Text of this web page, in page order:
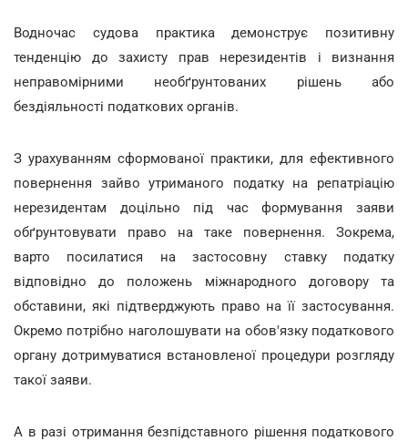
Водночас судова практика демонструє позитивну
тенденцію до захисту прав нерезидентів і визнання
неправомірними необґрунтованих рішень або
бездіяльності податкових органів.
З урахуванням сформованої практики, для ефективного
повернення зайво утриманого податку на репатріацію
нерезидентам доцільно під час формування заяви
обґрунтовувати право на таке повернення. Зокрема,
варто посилатися на застосовну ставку податку
відповідно до положень міжнародного договору та
обставини, які підтверджують право на її застосування.
Окремо потрібно наголошувати на обов'язку податкового
органу дотримуватися встановленої процедури розгляду
такої заяви.
А в разі отримання безпідставного рішення податкового